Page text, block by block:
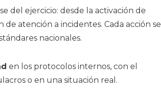
del ejercicio: desde la activación de
de atención a incidentes. Cada acción se
nacionales.
en los protocolos internos, con el
o en una situación real.